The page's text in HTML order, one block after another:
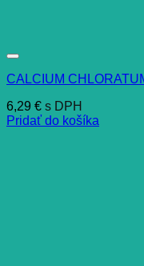
CALCIUM
6,29 € s DPH
Pridať do košíka